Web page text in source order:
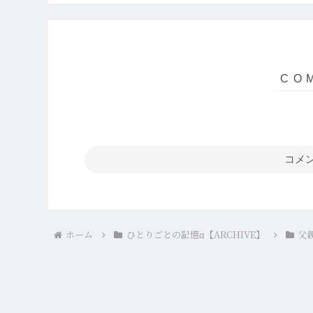
コメ
ホーム ひとりごとの記憶α【ARCHIVE】 父